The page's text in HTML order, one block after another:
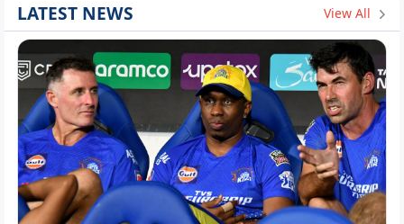
LATEST NEWS View All